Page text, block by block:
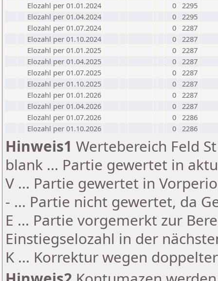
Elozahl per 01.01.2024
0 2295
Elozahl per 01.04.2024
0 2295
Elozahl per 01.07.2024
0 2287
Elozahl per 01.10.2024
0 2287
Elozahl per 01.01.2025
0 2287
Elozahl per 01.04.2025
0 2287
Elozahl per 01.07.2025
0 2287
Elozahl per 01.10.2025
0 2287
Elozahl per 01.01.2026
0 2287
Elozahl per 01.04.2026
0 2287
Elozahl per 01.07.2026
0 2286
Elozahl per 01.10.2026
0 2286
Hinweis1 Wertebereich Feld
blank ... Partie gewertet in
V ... Partie gewertet in
- ... Partie nicht gewertet, da
E ... Partie vorgemerkt zur
Einstiegselozahl in der
K ... Korrektur wegen